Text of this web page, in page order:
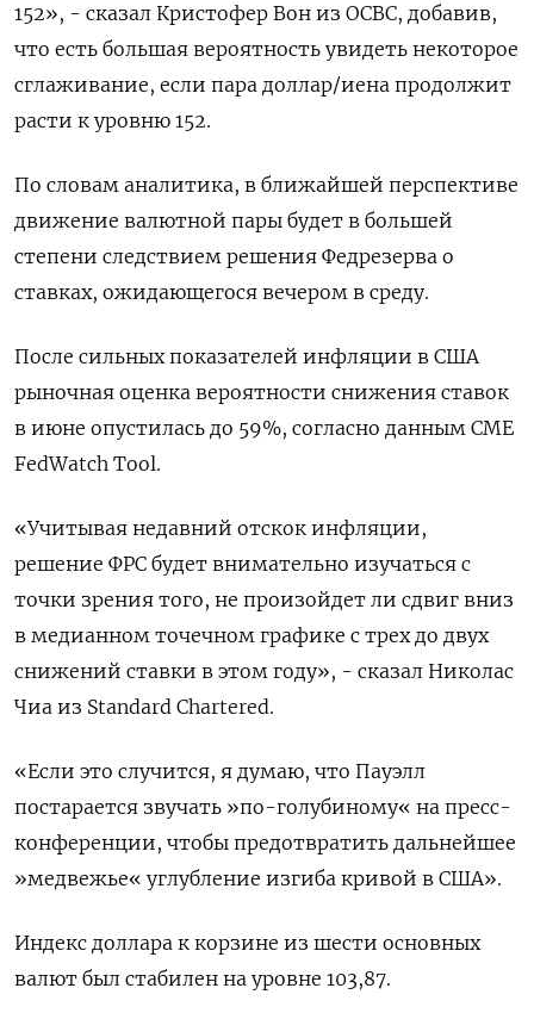
152», - сказал Кристофер Вон из OCBC, добавив,
что есть большая вероятность увидеть некоторое
сглаживание, если пара доллар/иена продолжит
расти к уровню 152.
По словам аналитика, в ближайшей перспективе
движение валютной пары будет в большей
степени следствием решения Федрезерва о
ставках, ожидающегося вечером в среду.
После сильных показателей инфляции в США
рыночная оценка вероятности снижения ставок
в июне опустилась до 59%, согласно данным CME
FedWatch Tool.
«Учитывая недавний отскок инфляции,
решение ФРС будет внимательно изучаться с
точки зрения того, не произойдет ли сдвиг вниз
в медианном точечном графике с трех до двух
снижений ставки в этом году», - сказал Николас
Чиа из Standard Chartered.
«Если это случится, я думаю, что Пауэлл
постарается звучать »по-голубиному« на пресс-
конференции, чтобы предотвратить дальнейшее
»медвежье« углубление изгиба кривой в США».
Индекс доллара к корзине из шести основных
валют был стабилен на уровне 103,87​.